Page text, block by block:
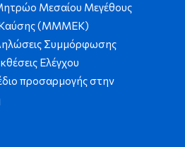
Μεσαίου Μεγέθους
Καύσης (ΜΜΜΕΚ)
Συμμόρφωσης
Ελέγχου
προσαρμογής στην